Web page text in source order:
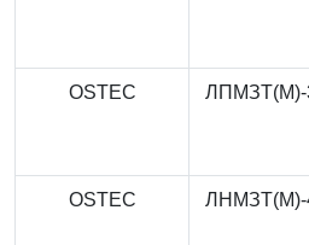
OSTEC ЛПМЗТ(М)-
OSTEC ЛНМЗТ(М)-